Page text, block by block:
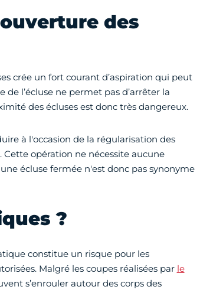
des
crée un fort courant d’aspiration qui peut
l’écluse ne permet pas d’arrêter la
des écluses est donc très dangereux.
à l'occasion de la régularisation des
Cette opération ne nécessite aucune
écluse fermée n'est donc pas synonyme
?
constitue un risque pour les
Malgré les coupes réalisées par le
s’enrouler autour des corps des